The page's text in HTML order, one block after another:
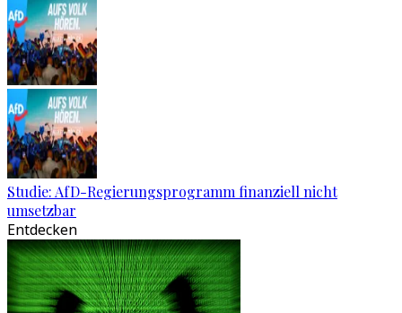
Studie: AfD-Regierungsprogramm finanziell nicht
umsetzbar
Entdecken